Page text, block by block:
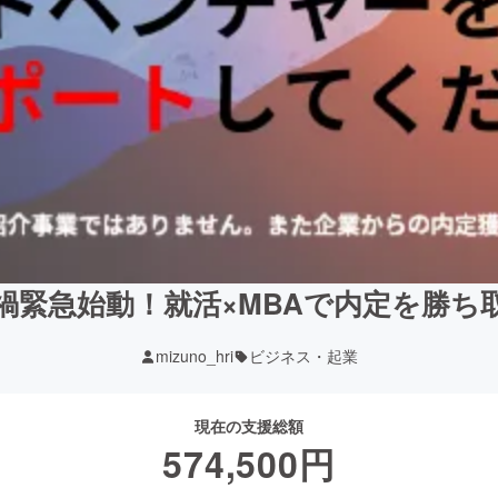
緊急始動！就活×MBAで内定を勝ち
mizuno_hri ビジネス・起業
現在の支援総額
574,500円